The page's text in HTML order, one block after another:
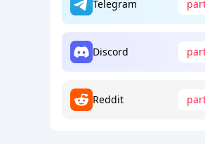
Telegram
Discord
Reddit